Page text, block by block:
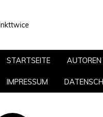
STARTSEITE
IMPRESSUM